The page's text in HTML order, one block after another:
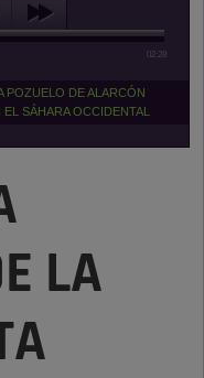
02:28
POZUELO DE ALARCÓN
SÁHARA OCCIDENTAL
LA